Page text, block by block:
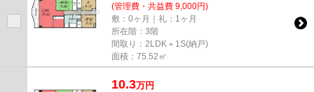
(管理費・共益費 9,000円)
敷：0ヶ月｜礼：1ヶ月
所在階：3階
間取り：2LDK＋1S(納戸)
面積：75.52㎡
10.3万円